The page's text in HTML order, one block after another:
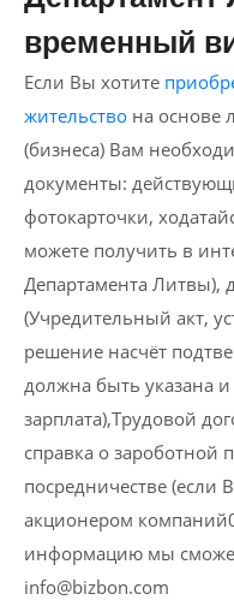
временный
Если Вы хотите
жительство на основе
(бизнеса) Вам
документы:
фотокарточки,
можете получить в
Департамента
(Учредительный акт,
решение насчёт
должна быть указана и
зарплата),Трудовой
справка о зароботной
посредничестве (если
акционером
информацию мы
info@bizbon.com